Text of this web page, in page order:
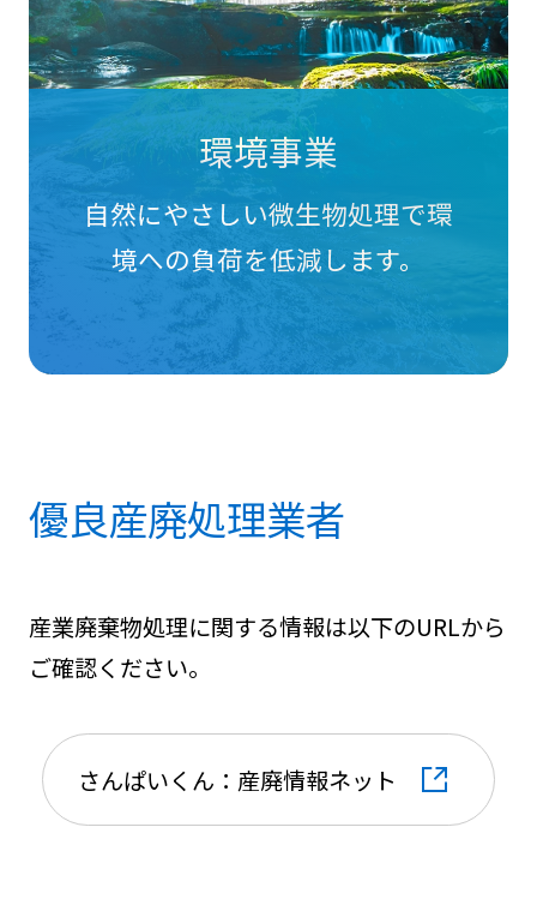
環境事業
自然にやさしい微生物処理で環
境への負荷を低減します。
優良産廃処理業者
産業廃棄物処理に関する情報は以下のURLから
ご確認ください。
さんぱいくん：産廃情報ネット
別タブで開きます